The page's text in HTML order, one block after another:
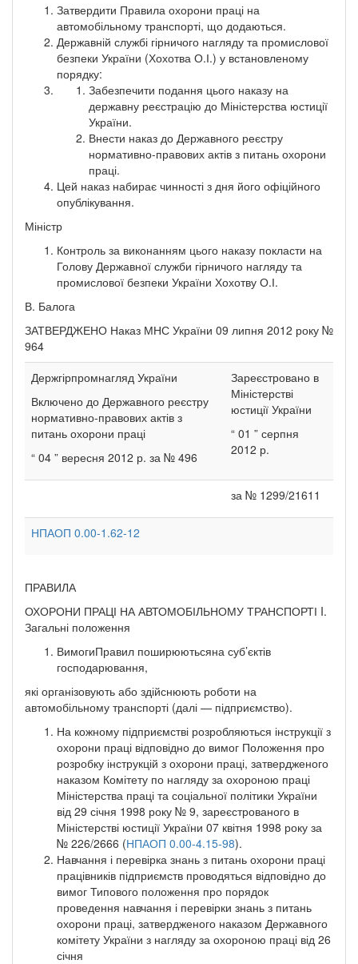
Затвердити Правила охорони праці на
автомобільному транспорті, що додаються.
Державній службі гірничого нагляду та промислової
безпеки України (Хохотва О.І.) у встановленому
порядку:
Забезпечити подання цього наказу на
державну реєстрацію до Міністерства юстиції
України.
Внести наказ до Державного реєстру
нормативно-правових актів з питань охорони
праці.
Цей наказ набирає чинності з дня його офіційного
опублікування.
Міністр
Контроль за виконанням цього наказу покласти на
Голову Державної служби гірничого нагляду та
промислової безпеки України Хохотву О.І.
В. Балога
ЗАТВЕРДЖЕНО Наказ МНС України 09 липня 2012 року №
964
Держгірпромнагляд України
Включено до Державного реєстру
нормативно-правових актів з
питань охорони праці
“ 04 ” вересня 2012 р. за № 496
Зареєстровано в
Міністерстві
юстиції України
“ 01 ” серпня
2012 р.
за № 1299/21611
НПАОП 0.00-1.62-12
ПРАВИЛА
ОХОРОНИ ПРАЦІ НА АВТОМОБІЛЬНОМУ ТРАНСПОРТІ I.
Загальні положення
ВимогиПравил поширюютьсяна суб’єктів
господарювання,
які організовують або здійснюють роботи на
автомобільному транспорті (далі — підприємство).
На кожному підприємстві розробляються інструкції з
охорони праці відповідно до вимог Положення про
розробку інструкцій з охорони праці, затвердженого
наказом Комітету по нагляду за охороною праці
Міністерства праці та соціальної політики України
від 29 січня 1998 року № 9, зареєстрованого в
Міністерстві юстиції України 07 квітня 1998 року за
№ 226/2666 (НПАОП 0.00-4.15-98).
Навчання і перевірка знань з питань охорони праці
працівників підприємств проводяться відповідно до
вимог Типового положення про порядок
проведення навчання і перевірки знань з питань
охорони праці, затвердженого наказом Державного
комітету України з нагляду за охороною праці від 26
січня